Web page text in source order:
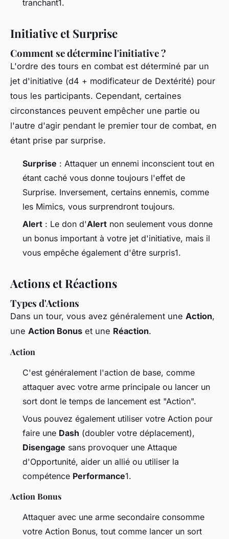
tranchant1.
Initiative et Surprise
Comment se détermine l'initiative ?
L'ordre des tours en combat est déterminé par un
jet d'initiative (d4 + modificateur de Dextérité) pour
tous les participants. Cependant, certaines
circonstances peuvent empêcher une partie ou
l'autre d'agir pendant le premier tour de combat, en
étant prise par surprise.
Surprise : Attaquer un ennemi inconscient tout en
étant caché vous donne toujours l'effet de
Surprise. Inversement, certains ennemis, comme
les Mimics, vous surprendront toujours.
Alert : Le don d'Alert non seulement vous donne
un bonus important à votre jet d'initiative, mais il
vous empêche également d'être surpris1.
Actions et Réactions
Types d'Actions
Dans un tour, vous avez généralement une Action,
une Action Bonus et une Réaction.
Action
C'est généralement l'action de base, comme
attaquer avec votre arme principale ou lancer un
sort dont le temps de lancement est "Action".
Vous pouvez également utiliser votre Action pour
faire une Dash (doubler votre déplacement),
Disengage sans provoquer une Attaque
d'Opportunité, aider un allié ou utiliser la
compétence Performance1.
Action Bonus
Attaquer avec une arme secondaire consomme
votre Action Bonus, tout comme lancer un sort